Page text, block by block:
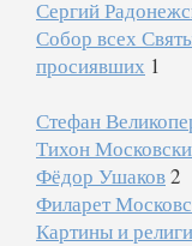
Сергий
Собор всех
просиявших 1
Стефан
Тихон
Фёдор Ушаков2
Филарет
Картины и